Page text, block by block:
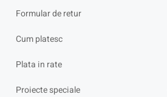
Formular de retur
Cum platesc
Plata in rate
Proiecte speciale